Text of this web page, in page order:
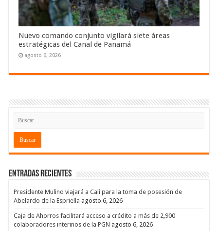
Nuevo comando conjunto vigilará siete áreas
estratégicas del Canal de Panamá
agosto 6, 2026
Entradas recientes
Presidente Mulino viajará a Cali para la toma de posesión de
Abelardo de la Espriella agosto 6, 2026
Caja de Ahorros facilitará acceso a crédito a más de 2,900
colaboradores interinos de la PGN agosto 6, 2026